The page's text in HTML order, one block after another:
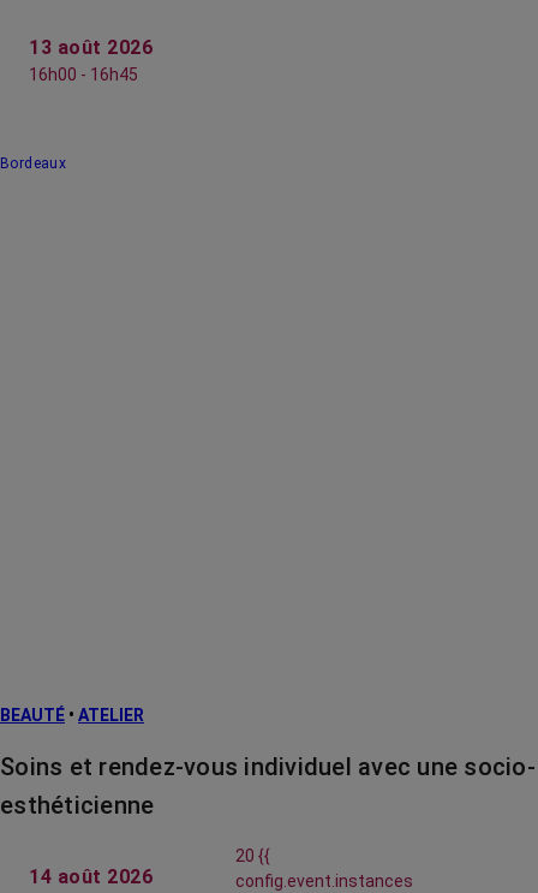
13 août 2026
16h00 - 16h45
Bordeaux
BEAUTÉ • ATELIER
Soins et rendez-vous individuel avec une socio-
esthéticienne
14 août 2026
20 {{
config.event.instances